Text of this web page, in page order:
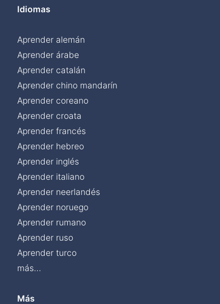
Idiomas
Aprender alemán
Aprender árabe
Aprender catalán
Aprender chino mandarín
Aprender coreano
Aprender croata
Aprender francés
Aprender hebreo
Aprender inglés
Aprender italiano
Aprender neerlandés
Aprender noruego
Aprender rumano
Aprender ruso
Aprender turco
más...
Más